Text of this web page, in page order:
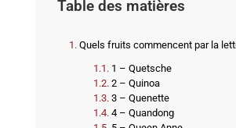
Table des matières
Quels fruits commencent par la
1 – Quetsche
2 – Quinoa
3 – Quenette
4 – Quandong